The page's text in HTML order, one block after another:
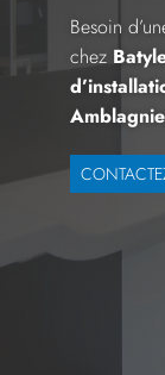
Besoin
chez